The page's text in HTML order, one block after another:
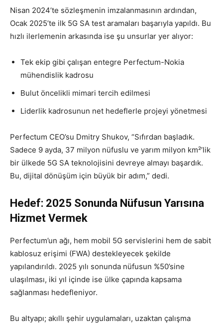
Nisan 2024’te sözleşmenin imzalanmasının ardından,
Ocak 2025’te ilk 5G SA test aramaları başarıyla yapıldı. Bu
hızlı ilerlemenin arkasında ise şu unsurlar yer alıyor:
Tek ekip gibi çalışan entegre Perfectum-Nokia
mühendislik kadrosu
Bulut öncelikli mimari tercih edilmesi
Liderlik kadrosunun net hedeflerle projeyi yönetmesi
Perfectum CEO’su Dmitry Shukov, “Sıfırdan başladık.
Sadece 9 ayda, 37 milyon nüfuslu ve yarım milyon km²’lik
bir ülkede 5G SA teknolojisini devreye almayı başardık.
Bu, dijital dönüşüm için büyük bir adım,” dedi.
Hedef: 2025 Sonunda Nüfusun Yarısına
Hizmet Vermek
Perfectum’un ağı, hem mobil 5G servislerini hem de sabit
kablosuz erişimi (FWA) destekleyecek şekilde
yapılandırıldı. 2025 yılı sonunda nüfusun %50’sine
ulaşılması, iki yıl içinde ise ülke çapında kapsama
sağlanması hedefleniyor.
Bu altyapı; akıllı şehir uygulamaları, uzaktan çalışma